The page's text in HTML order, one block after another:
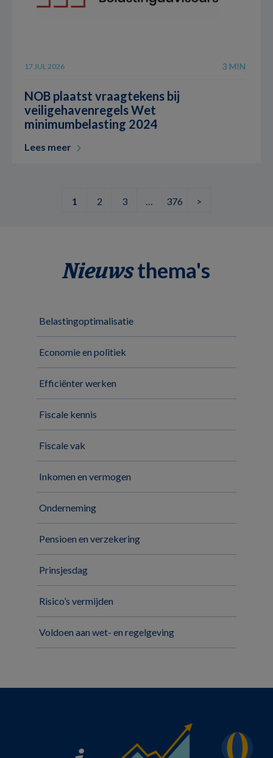
17 JUL 2026 3 MIN
NOB plaatst vraagtekens bij
veiligehavenregels Wet
minimumbelasting 2024
Lees meer
1 2 3 … 376 >
Nieuwsthema's
Belastingoptimalisatie
Economie en politiek
Efficiënter werken
Fiscale kennis
Fiscale vak
Inkomen en vermogen
Onderneming
Pensioen en verzekering
Prinsjesdag
Risico’s vermijden
Voldoen aan wet- en regelgeving